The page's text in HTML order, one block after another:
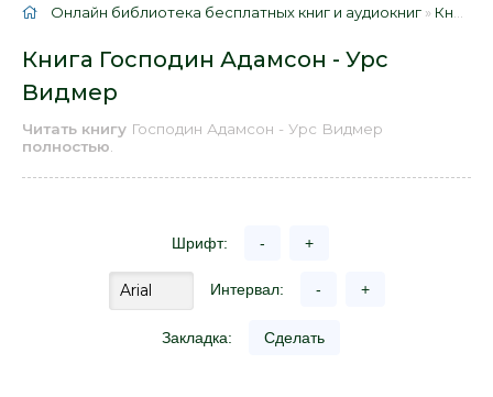
Онлайн библиотека бесплатных книг и аудиокниг » Книги
Книга Господин Адамсон - Урс
Видмер
Читать книгу Господин Адамсон - Урс Видмер
полностью
Шрифт: - +
Интервал: - +
Закладка: Сделать